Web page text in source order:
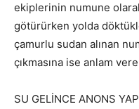
ekiplerinin numune
götürürken yolda
çamurlu sudan alınan
çıkmasına ise anlam
SU GELİNCE ANONS